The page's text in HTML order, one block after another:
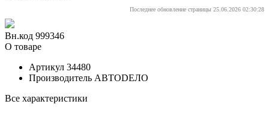
Последнее обновление страницы 25.06.2026 02:30:28
Вн.код 999346
О товаре
Артикул 34480
Производитель АВТОDЕЛО
Все характеристики